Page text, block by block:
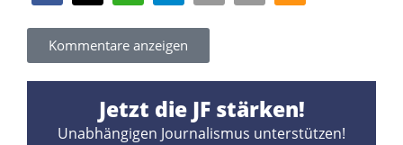
Kommentare anzeigen
Jetzt die JF stärken!
Unabhängigen Journalismus unterstützen!